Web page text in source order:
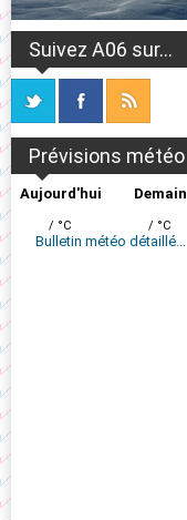
Suivez A06 sur...
Prévisions météo
Aujourd'hui
/ °C
Demain
/ °C
Bulletin météo détaillé...